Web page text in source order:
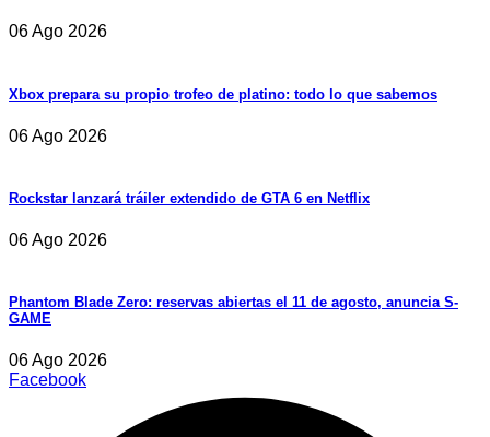
06 Ago 2026
Xbox prepara su propio trofeo de platino: todo lo que sabemos
06 Ago 2026
Rockstar lanzará tráiler extendido de GTA 6 en Netflix
06 Ago 2026
Phantom Blade Zero: reservas abiertas el 11 de agosto, anuncia S-
GAME
06 Ago 2026
Facebook